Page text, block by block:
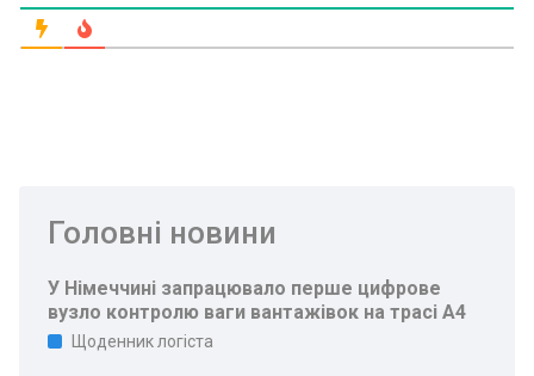
Головні новини
У Німеччині запрацювало перше цифрове
вузло контролю ваги вантажівок на трасі A4
Щоденник логіста